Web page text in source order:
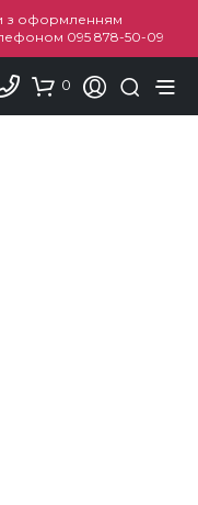
з оформленням
095 878-50-09
0